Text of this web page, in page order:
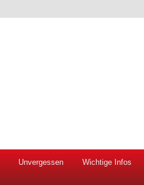
Unvergessen Wichtige Infos